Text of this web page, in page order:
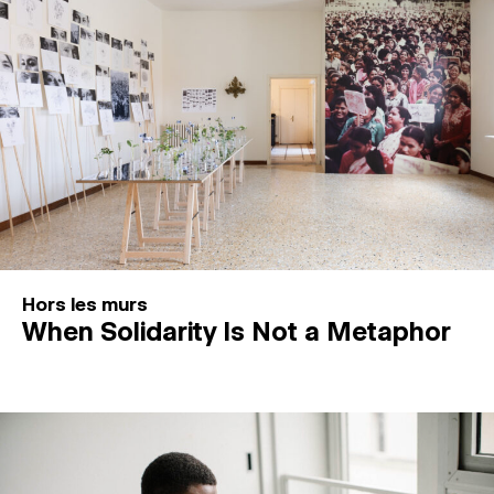
Hors les murs
When Solidarity Is Not a Metaphor